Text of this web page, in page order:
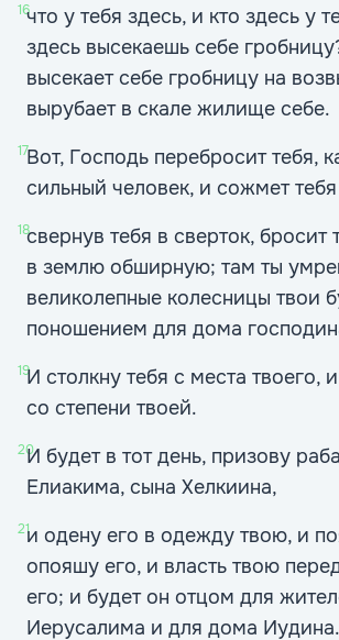
16что у тебя здесь, и кто здесь у
здесь высекаешь себе
высекает себе гробницу на
вырубает в скале жилище себе.
17Вот, Господь перебросит тебя,
сильный человек, и сожмет
18свернув тебя в сверток, бросит
в землю обширную; там ты
великолепные колесницы твои
поношением для дома
19И столкну тебя с места твоего,
со степени твоей.
20И будет в тот день, призову
Елиакима, сына Хелкиина,
21и одену его в одежду твою, и
опояшу его, и власть твою
его; и будет он отцом для
Иерусалима и для дома Иудина.